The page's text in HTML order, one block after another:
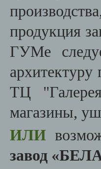
продукция
ГУМе
ТЦ
магазины,
ИЛИ
завод